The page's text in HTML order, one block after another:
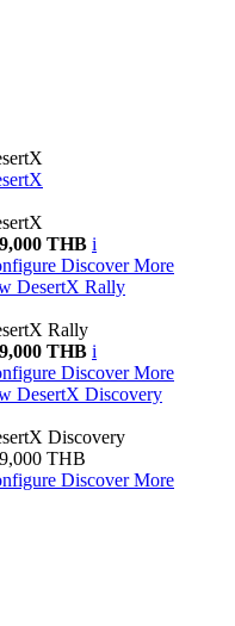
THB i
Discover More
DesertX Rally
Rally
THB i
Discover More
DesertX Discovery
Discovery
THB
Discover More